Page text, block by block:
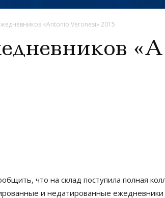
«Antonio Veronesi» 2015
что на склад поступила полная
и недатированные ежедневники